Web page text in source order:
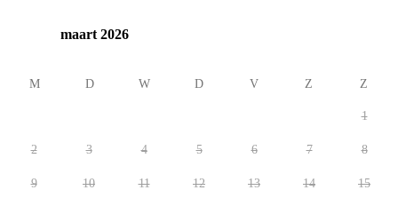
maart 2026
M D W D V Z Z
1
2 3 4 5 6 7 8
9 10 11 12 13 14 15